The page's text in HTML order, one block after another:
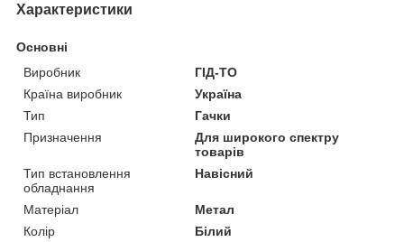
Характеристики
Основні
Виробник
ГІД-ТО
Країна виробник
Україна
Тип
Гачки
Призначення
Для широкого спектру
товарів
Тип встановлення
обладнання
Навісний
Матеріал
Метал
Колір
Білий